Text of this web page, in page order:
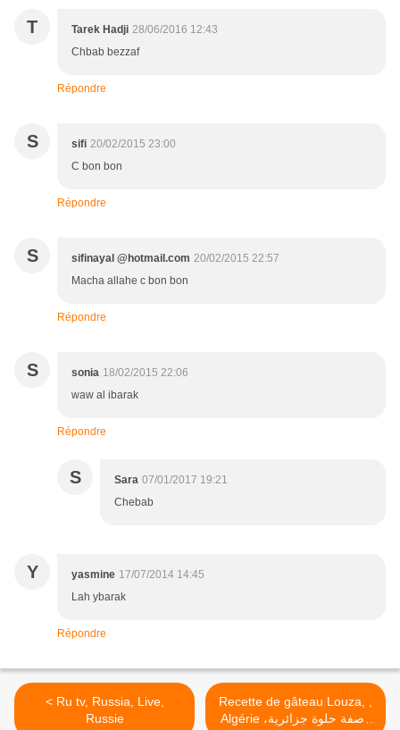
T Tarek Hadji 28/06/2016 12:43
Chbab bezzaf
Répondre
S sifi 20/02/2015 23:00
C bon bon
Répondre
S sifinayal @hotmail.com 20/02/2015 22:57
Macha allahe c bon bon
Répondre
S sonia 18/02/2015 22:06
waw al ibarak
Répondre
S Sara 07/01/2017 19:21
Chebab
Y yasmine 17/07/2014 14:45
Lah ybarak
Répondre
< Ru tv, Russia, Live,
Russie
Recette de gâteau Louza, ,
Algérie وصفة حلوة جزائرية،